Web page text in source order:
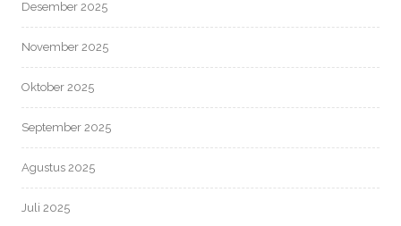
Desember 2025
November 2025
Oktober 2025
September 2025
Agustus 2025
Juli 2025